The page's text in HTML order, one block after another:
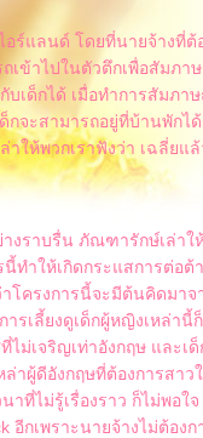
ร์แลนด์ โดยที่นายจ้างที่ต้
เข้าไปในตัวตึกเพื่อสัมภา
เด็กได้ เมื่อทำการสัมภา
กจะสามารถอยู่ที่บ้านพักไ
ให้พวกเราฟังว่า เฉลี่ยแ
งราบรื่น ภัณฑารักษ์เล่าใ
นี้ทำให้เกิดกระแสการต่อ
โครงการนี้จะมีต้นคิดมาจ
รเลี้ยงดูเด็กผู้หญิงเหล่านี้
ม่เจริญเท่าอังกฤษ และเ
าผู้ดีอังกฤษที่ต้องการสาว
ที่ไม่รู้เรื่องราว ก็ไม่พอใ
กเพราะนายจ้างไม่ต้องก